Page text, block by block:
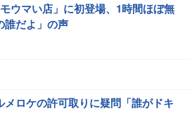
ウマい店」に初登場、1時間ほぼ無
誰だよ」の声
メロケの許可取りに疑問「誰がドキ